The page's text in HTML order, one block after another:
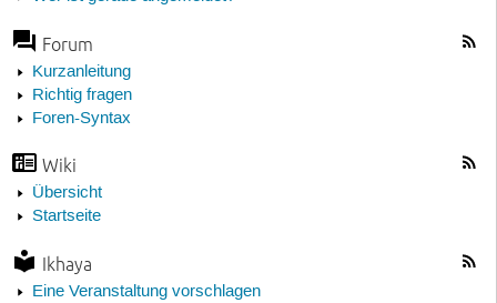
Forum
Kurzanleitung
Richtig fragen
Foren-Syntax
Wiki
Übersicht
Startseite
Ikhaya
Eine Veranstaltung vorschlagen